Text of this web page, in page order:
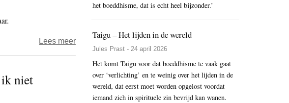
Lees meerover
Tussen
keuzeloos
gewaarzijn
niet
het boeddhisme, dat is echt heel bijzonder.’
Taigu – Het lijden in de wereld
Jules Prast - 24 april 2026
Het komt Taigu voor dat boeddhisme te vaak gaat
over ‘verlichting’ en te weinig over het lijden in de
wereld, dat eerst moet worden opgelost voordat
iemand zich in spirituele zin bevrijd kan wanen.